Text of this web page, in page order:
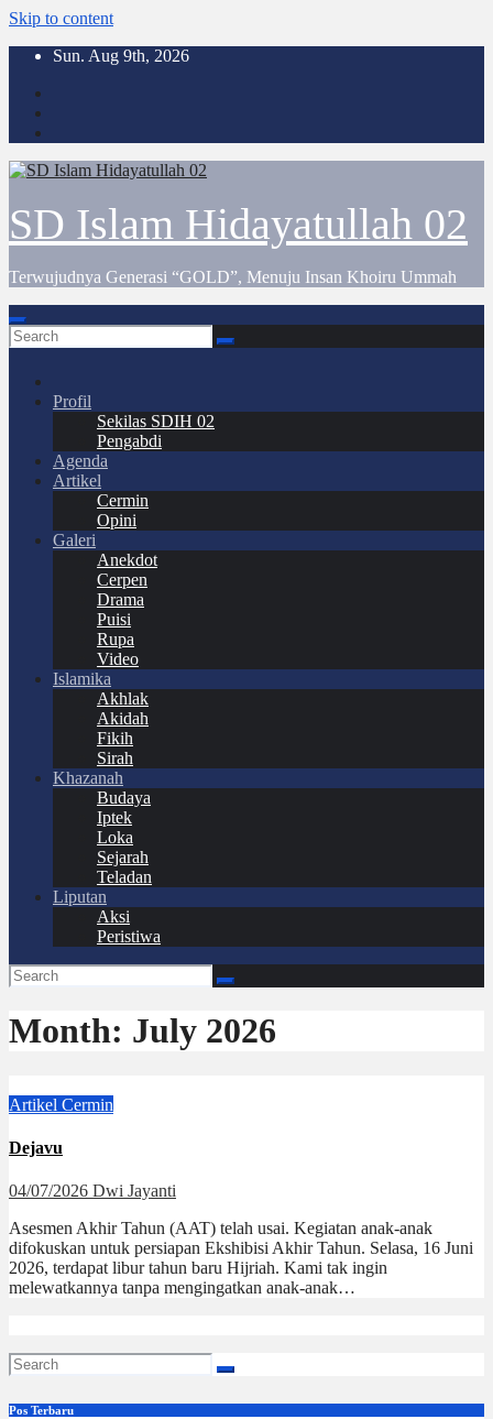
Skip to content
Sun. Aug 9th, 2026
SD Islam Hidayatullah 02
Terwujudnya Generasi “GOLD”, Menuju Insan Khoiru Ummah
Profil
Sekilas SDIH 02
Pengabdi
Agenda
Artikel
Cermin
Opini
Galeri
Anekdot
Cerpen
Drama
Puisi
Rupa
Video
Islamika
Akhlak
Akidah
Fikih
Sirah
Khazanah
Budaya
Iptek
Loka
Sejarah
Teladan
Liputan
Aksi
Peristiwa
Month: July 2026
Artikel Cermin
Dejavu
04/07/2026 Dwi Jayanti
Asesmen Akhir Tahun (AAT) telah usai. Kegiatan anak-anak
difokuskan untuk persiapan Ekshibisi Akhir Tahun. Selasa, 16 Juni
2026, terdapat libur tahun baru Hijriah. Kami tak ingin
melewatkannya tanpa mengingatkan anak-anak…
Pos Terbaru